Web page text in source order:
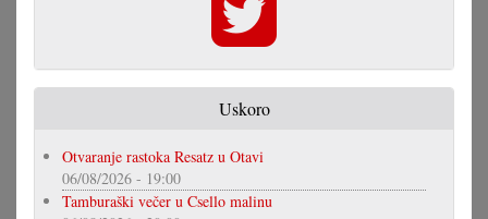
Uskoro
Otvaranje rastoka Resatz u Otavi
06/08/2026 - 19:00
Tamburaški večer u Csello malinu